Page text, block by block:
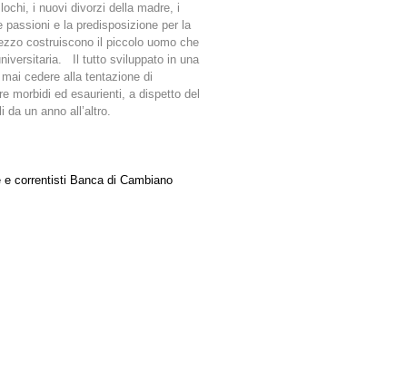
i nuovi divorzi della madre, i
e la predisposizione per la
costruiscono il piccolo uomo che
Il tutto sviluppato in una
cedere alla tentazione di
morbidi ed esaurienti, a dispetto del
un anno all’altro.
correntisti Banca di Cambiano